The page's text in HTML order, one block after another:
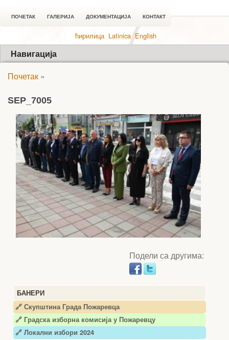
ПОЧЕТАК ГАЛЕРИЈА ДОКУМЕНТАЦИЈА КОНТАКТ
ћирилица Latinica English
Навигација
БАНЕРИ
🔗 Скупштина Града Пожаревца
🔗 Градска изборна комисија у Пожаревцу
🔗 Локални избори 2024
Почетак »
SEP_7005
Подели са другима: